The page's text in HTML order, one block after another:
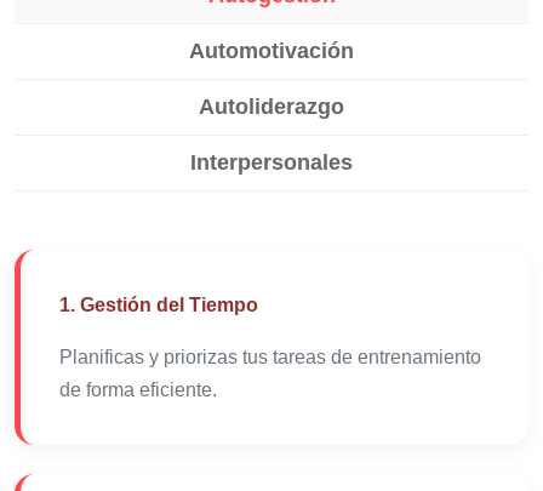
Automotivación
Autoliderazgo
Interpersonales
1. Gestión del Tiempo
Planificas y priorizas tus tareas de entrenamiento
de forma eficiente.